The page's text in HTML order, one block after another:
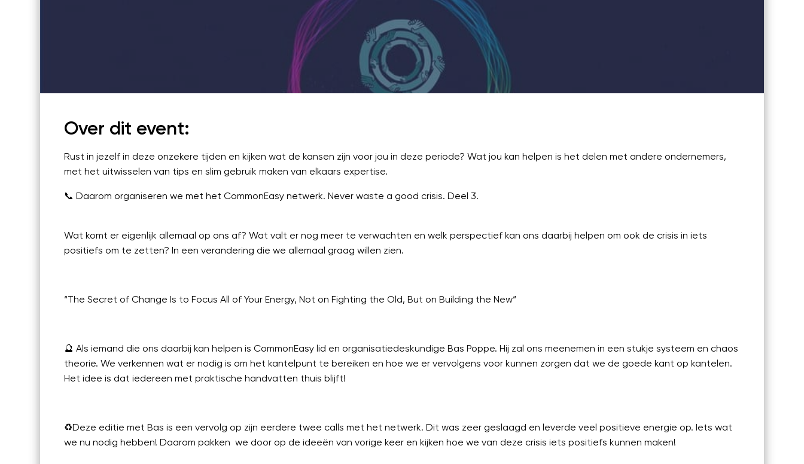
Netwerk
Netwerk
Groepen
Social
Facebook
Instagram
Online
Zoom
Over dit event:
Rust in jezelf in deze onzekere tijden en kijken wat de kansen zijn voor jou in deze periode? Wat jou kan helpen is het delen met andere ondernemers,
met het uitwisselen van tips en slim gebruik maken van elkaars expertise.
📞 Daarom organiseren we met het CommonEasy netwerk. Never waste a good crisis. Deel 3.
Wat komt er eigenlijk allemaal op ons af? Wat valt er nog meer te verwachten en welk perspectief kan ons daarbij helpen om ook de crisis in iets
positiefs om te zetten? In een verandering die we allemaal graag willen zien.
“The Secret of Change Is to Focus All of Your Energy, Not on Fighting the Old, But on Building the New“
🔮 Als iemand die ons daarbij kan helpen is CommonEasy lid en organisatiedeskundige Bas Poppe. Hij zal ons meenemen in een stukje systeem en chaos
theorie. We verkennen wat er nodig is om het kantelpunt te bereiken en hoe we er vervolgens voor kunnen zorgen dat we de goede kant op kantelen.
Het idee is dat iedereen met praktische handvatten thuis blijft!
♻️Deze editie met Bas is een vervolg op zijn eerdere twee calls met het netwerk. Dit was zeer geslaagd en leverde veel positieve energie op. Iets wat
we nu nodig hebben! Daarom pakken we door op de ideeën van vorige keer en kijken hoe we van deze crisis iets positiefs kunnen maken!